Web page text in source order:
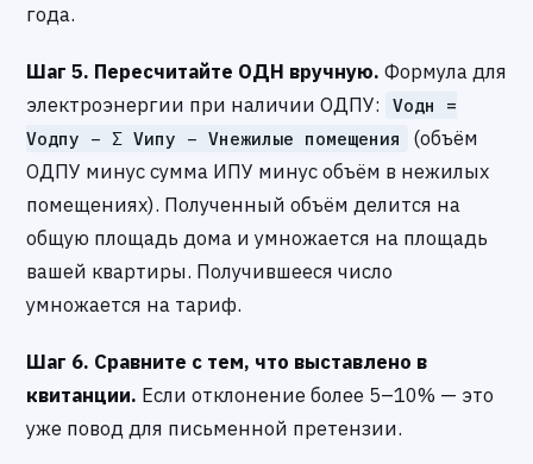
года.
Шаг 5. Пересчитайте ОДН вручную. Формула для
электроэнергии при наличии ОДПУ:
Vодн =
Vодпу − Σ Vипу − Vнежилые помещения
(объём
ОДПУ минус сумма ИПУ минус объём в нежилых
помещениях). Полученный объём делится на
общую площадь дома и умножается на площадь
вашей квартиры. Получившееся число
умножается на тариф.
Шаг 6. Сравните с тем, что выставлено в
квитанции. Если отклонение более 5–10% — это
уже повод для письменной претензии.